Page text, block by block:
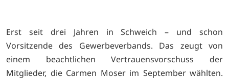
Erst seit drei Jahren in Schweich – und schon
Vorsitzende des Gewerbeverbands. Das zeugt von
einem beachtlichen Vertrauensvorschuss der
Mitglieder, die Carmen Moser im September wählten.